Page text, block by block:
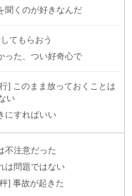
聞くのが好きなんだ
てもらおう
った、つい好奇心で
] このまま放っておくことは
い
にすればいい
不注意だった
は問題ではない
] 事故が起きた